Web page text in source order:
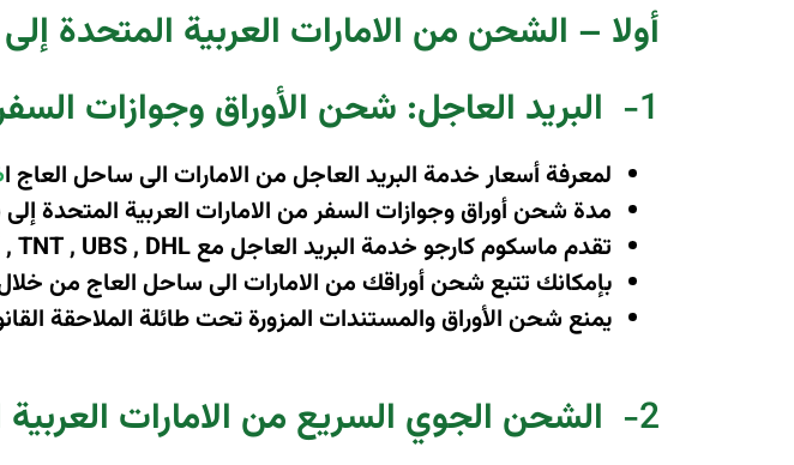
أولا – الشحن من الامارات العربية المتحدة
1-
البريد العاجل: شحن الأوراق وجوازات
لمعرفة أسعار خدمة البريد العاجل من الامارات الى ساحل العاج ا
مدة شحن أوراق وجوازات السفر من الامارات العربية المتحدة إلى ساحل
تقدم ماسكوم كارجو خدمة البريد العاجل معTNT , UBS , DHL
بإمكانك تتبع شحن أوراقك من الامارات الى ساحل العاج من
يمنع شحن الأوراق والمستندات المزورة تحت طائلة الملاحقة
2- الشحن الجوي السريع من الامارات